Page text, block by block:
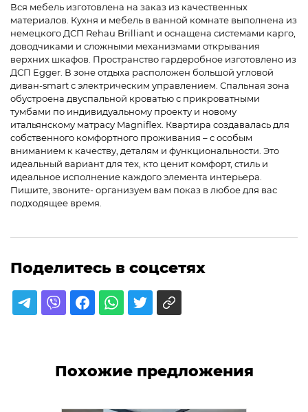
Вся мебель изготовлена ​​на заказ из качественных
материалов. Кухня и мебель в ванной комнате выполнена из
немецкого ДСП Rehau Brilliant и оснащена системами карго,
доводчиками и сложными механизмами открывания
верхних шкафов. Пространство гардеробное изготовлено из
ДСП Egger. В зоне отдыха расположен большой угловой
диван-smart с электрическим управлением. Спальная зона
обустроена двуспальной кроватью с прикроватными
тумбами по индивидуальному проекту и новому
итальянскому матрасу Magniflex. Квартира создавалась для
собственного комфортного проживания – с особым
вниманием к качеству, деталям и функциональности. Это
идеальный вариант для тех, кто ценит комфорт, стиль и
идеальное исполнение каждого элемента интерьера.
Пишите, звоните- организуем вам показ в любое для вас
подходящее время.
Поделитесь в соцсетях
Похожие предложения